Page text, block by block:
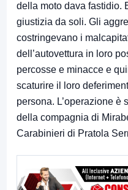
della moto dava fastidio.
giustizia da soli. Gli
costringevano i
dell’autovettura in loro
percosse e minacce e
scaturire il loro
persona. L’operazione è
della compagnia di
Carabinieri di Pratola